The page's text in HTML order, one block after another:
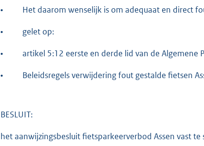
• Het daarom wenselijk is om adequaat en direct
• gelet op:
• artikel 5:12 eerste en derde lid van de Algemene
• Beleidsregels verwijdering fout gestalde fietsen
BESLUIT:
het aanwijzingsbesluit fietsparkeerverbod Assen vast te